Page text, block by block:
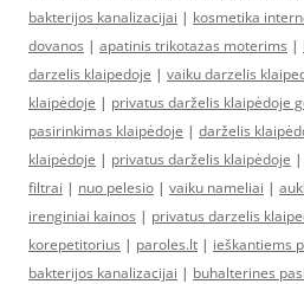
bakterijos kanalizacijai | kosmetika
dovanos | apatinis trikotazas moterims |
darzelis klaipedoje | vaiku darzelis
klaipėdoje | privatus darželis klaipėdoje
pasirinkimas klaipėdoje | darželis
klaipėdoje | privatus darželis klaipėdoje |
filtrai | nuo pelesio | vaiku nameliai |
irenginiai kainos | privatus darzelis
korepetitorius | paroles.lt | ieškantiems
bakterijos kanalizacijai | buhalterines